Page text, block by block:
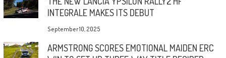
INTEGRALE MAKES ITS DEBUT
September 10, 2025
ARMSTRONG SCORES EMOTIONAL MAIDEN ERC